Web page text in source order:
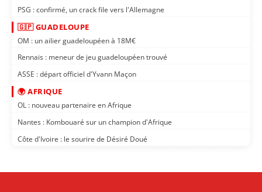
PSG : confirmé, un crack file vers l'Allemagne
🇬🇵 GUADELOUPE
OM : un ailier guadeloupéen à 18M€
Rennais : meneur de jeu guadeloupéen trouvé
ASSE : départ officiel d'Yvann Maçon
🌍 AFRIQUE
OL : nouveau partenaire en Afrique
Nantes : Kombouaré sur un champion d'Afrique
Côte d'Ivoire : le sourire de Désiré Doué